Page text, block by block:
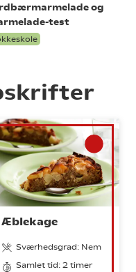
og
test
Æblekage
Sværhedsgrad: Nem
Samlet tid: 2 timer